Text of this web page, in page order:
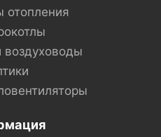
отопления